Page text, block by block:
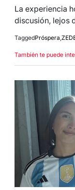
La experiencia
discusión, lejos
TaggedPróspera
También te puede